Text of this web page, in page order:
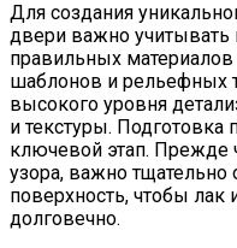
Для создания
двери важно учитывать
правильных
шаблонов и рельефных
высокого уровня
и текстуры.
ключевой этап. Прежде
узора, важно тщательно
поверхность, чтобы лак
долговечно.